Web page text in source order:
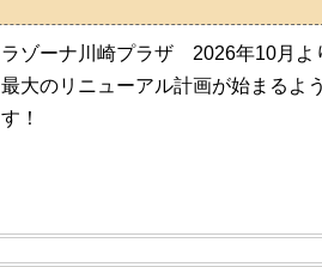
ラゾーナ川崎プラザ 2026年10月よ
最大のリニューアル計画が始まるよ
す！